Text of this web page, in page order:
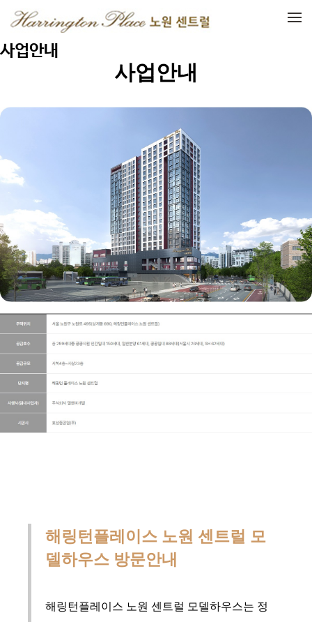
메뉴 건너뛰기
사업안내
사업안내
해링턴플레이스 노원 센트럴 모
델하우스 방문안내
해링턴플레이스 노원 센트럴 모델하우스는 정